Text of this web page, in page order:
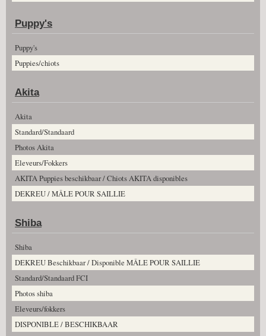
Puppy's
Puppy's
Puppies/chiots
Akita
Akita
Standard/Standaard
Photos Akita
Eleveurs/Fokkers
AKITA Puppies beschikbaar / Chiots AKITA disponibles
DEKREU / MÂLE POUR SAILLIE
Shiba
Shiba
DEKREU Beschikbaar / Disponible MÂLE POUR SAILLIE
Standard/Standaard FCI
Photos shiba
Eleveurs/fokkers
DISPONIBLE / BESCHIKBAAR